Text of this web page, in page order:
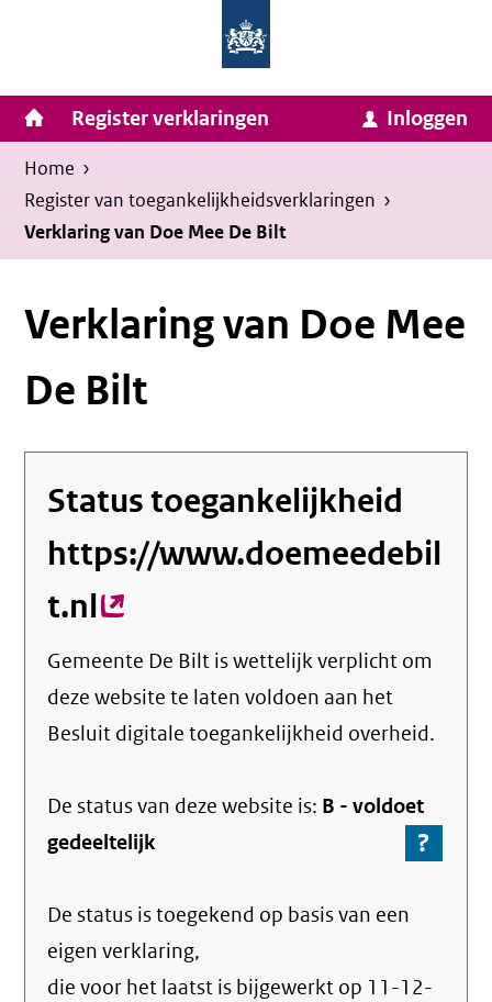
inhoud
van
Zaken
en
Koninkrijksrelaties
Homepage
van
Invulassistent
Toegankelijkheidsverklaring
Toegankelijkheidsverklaring
Hoofdnavigatie
Register verklaringen Inloggen
Kruimelpad
U
bevindt
zich
hier:
Home ›
Register van toegankelijkheids­verklaringen ›
Verklaring van Doe Mee De Bilt
Verklaring van Doe Mee
De Bilt
Status toegankelijkheid
https://www.doemeedebil
t.nl(externe
link)
Gemeente De Bilt is wettelijk verplicht om
deze website te laten voldoen aan het
Besluit digitale toegankelijkheid overheid.
De status van dezewebsite is: B -voldoet
gedeeltelijk
?
Ga
over
De status is toegekend op basis van een
eigen verklaring,
die voor het laatst is bijgewerkt op 11-12-